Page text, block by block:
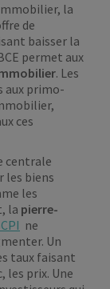
la
de
baisser la
permet aux
. Les
aux primo-
ces
centrale
les biens
les
la pierre-
ne
Un
taux faisant
les prix. Une